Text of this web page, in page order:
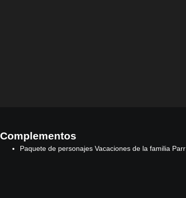
Complementos
Paquete de personajes Vacaciones de la familia Parr